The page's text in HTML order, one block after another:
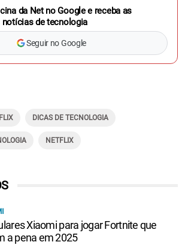
da Net no Google e receba as
notícias de tecnologia
Seguir no Google
DICAS DE TECNOLOGIA
NETFLIX
Xiaomi para jogar Fortnite que
a pena em 2025